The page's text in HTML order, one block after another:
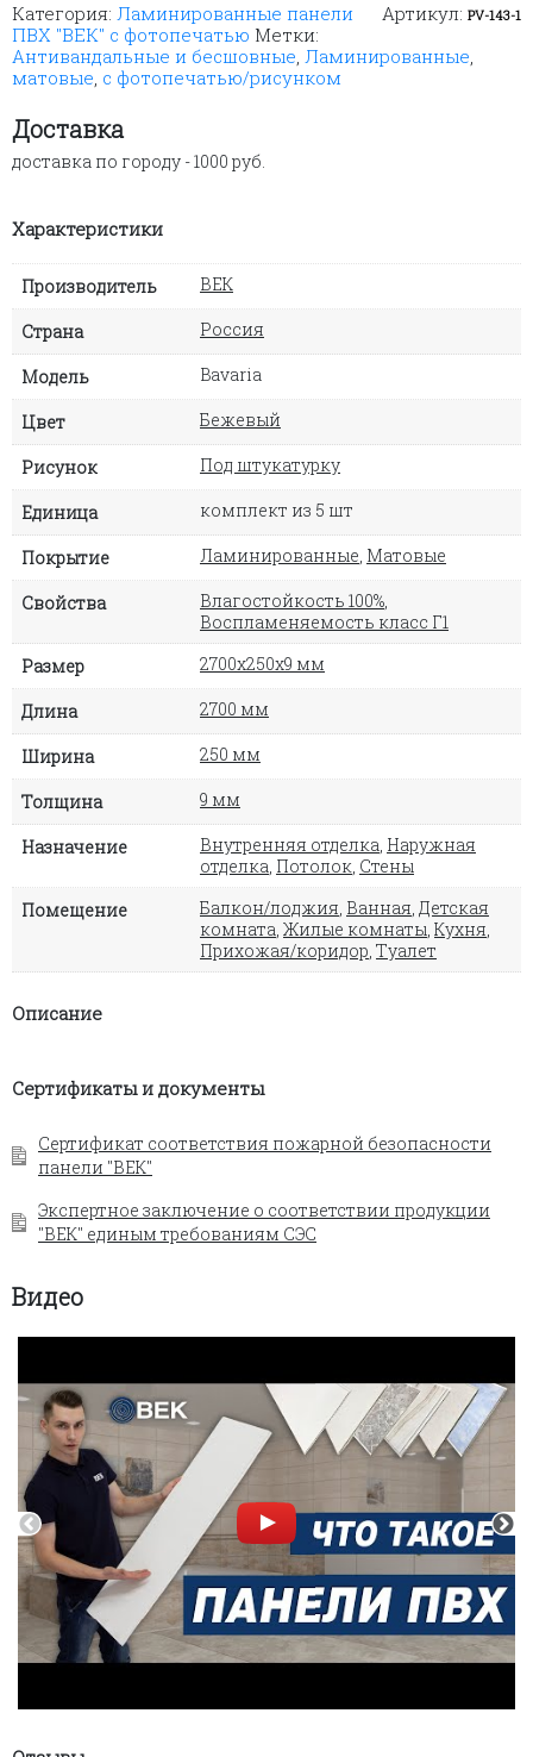
Артикул: PV-143-1
Категория: Ламинированные панели
ПВХ "ВЕК" с фотопечатью Метки:
Антивандальные и бесшовные, Ламинированные,
матовые, с фотопечатью/рисунком
Доставка
доставка по городу - 1000 руб.
Характеристики
Производитель ВЕК
Страна Россия
Модель Bavaria
Цвет Бежевый
Рисунок Под штукатурку
Единица комплект из 5 шт
Покрытие Ламинированные, Матовые
Свойства Влагостойкость 100%,
Воспламеняемость класс Г1
Размер
2700х250х9 мм
Длина 2700 мм
Ширина 250 мм
Толщина 9 мм
Назначение Внутренняя отделка, Наружная
отделка, Потолок, Стены
Помещение
Балкон/лоджия, Ванная, Детская
комната, Жилые комнаты, Кухня,
Прихожая/коридор, Туалет
Описание
Сертификаты и документы
Сертификат соответствия пожарной безопасности
панели "ВЕК"
Экспертное заключение о соответствии продукции
"ВЕК" единым требованиям СЭС
Видео